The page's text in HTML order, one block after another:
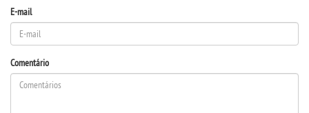
E-mail
Comentário